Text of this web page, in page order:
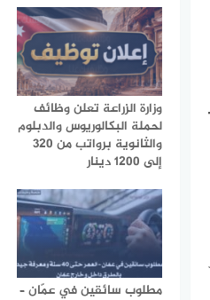
وزارة الزراعة تعلن وظائف
لحملة البكالوريوس والدبلوم
والثانوية برواتب من 320
إلى 1200 دينار
مطلوب سائقين في عمّان –